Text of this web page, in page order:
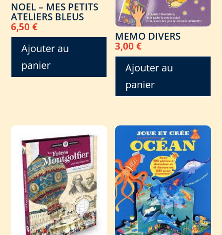
NOEL – MES PETITS
ATELIERS BLEUS
6,50€
Ajouter au
panier
MEMO DIVERS
3,00€
Ajouter au
panier